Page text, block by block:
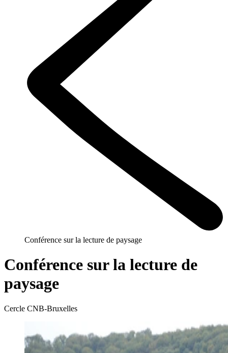
Conférence sur la lecture de paysage
Conférence sur la lecture de
paysage
Cercle CNB-Bruxelles